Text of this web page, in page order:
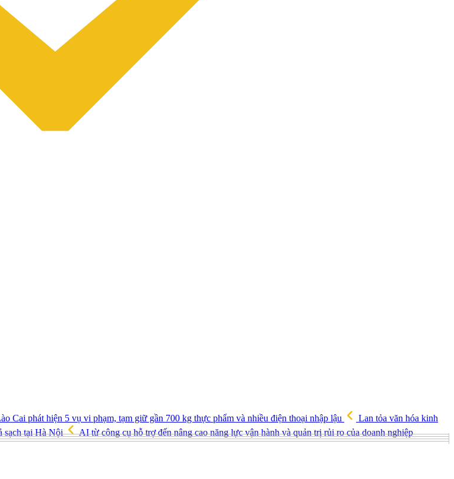
Cai phát hiện 5 vụ vi phạm, tạm giữ gần 700 kg thực phẩm và nhiều điện thoại nhập lậu
Lan tỏa văn hóa kinh
sạch tại Hà Nội AI từ công cụ hỗ trợ đến nâng cao năng lực vận hành và quản trị rủi ro của doanh nghiệp